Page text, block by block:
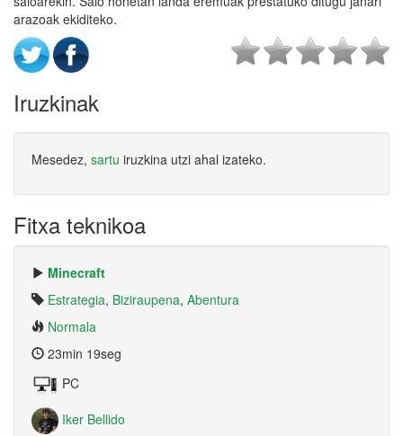
arazoak ekiditeko.
Iruzkinak
Mesedez, sartu iruzkina utzi ahal izateko.
Fitxa teknikoa
Minecraft
Estrategia, Biziraupena, Abentura
Normala
23min 19seg
PC
Iker Bellido